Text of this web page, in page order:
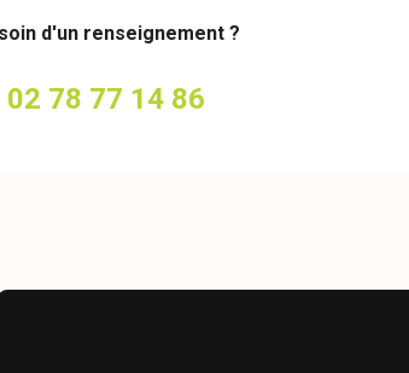
d'un renseignement ?
02 78 77 14 86